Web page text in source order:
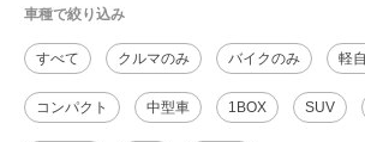
車種で絞り込み
すべて クルマのみ バイクのみ 軽
コンパクト 中型車 1BOX SUV